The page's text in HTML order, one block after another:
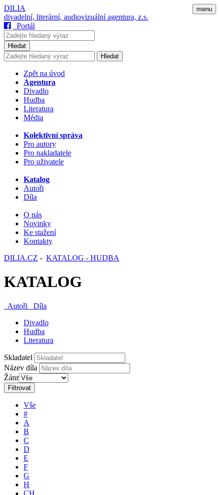
menu
DILIA
divadelní, literární, audiovizuální agentura, z.s.
Portál
Hledat
Hledat
Zpět na úvod
Agentura
Divadlo
Hudba
Literatura
Média
Kolektivní správa
Pro autory
Pro nakladatele
Pro uživatele
Katalog
Autoři
Díla
O nás
Novinky
Ke stažení
Kontakty
DILIA.CZ - KATALOG - HUDBA
KATALOG
Autoři
Díla
Divadlo
Hudba
Literatura
Skladatel
Název díla
Žánr
Filtrovat
Vše
#
A
B
C
D
E
F
G
H
CH